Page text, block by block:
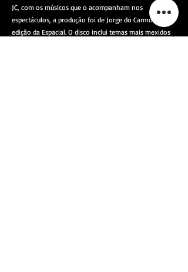
JC, com os músicos que o acompanham nos
espectáculos, a produção foi de Jorge do Carmo e a
edição da Espacial. O disco inclui temas mais mexidos